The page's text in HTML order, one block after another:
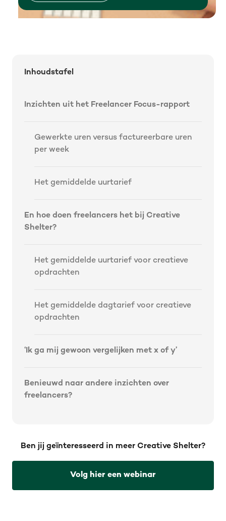
Inhoudstafel
Inzichten uit het Freelancer Focus-rapport
Gewerkte uren versus factureerbare uren
per week
Het gemiddelde uurtarief
En hoe doen freelancers het bij Creative
Shelter?
Het gemiddelde uurtarief voor creatieve
opdrachten
Het gemiddelde dagtarief voor creatieve
opdrachten
‘Ik ga mij gewoon vergelijken met x of y’
‍Benieuwd naar andere inzichten over
freelancers?
Ben jij geïnteresseerd in meer Creative Shelter?
Volg hier een webinar